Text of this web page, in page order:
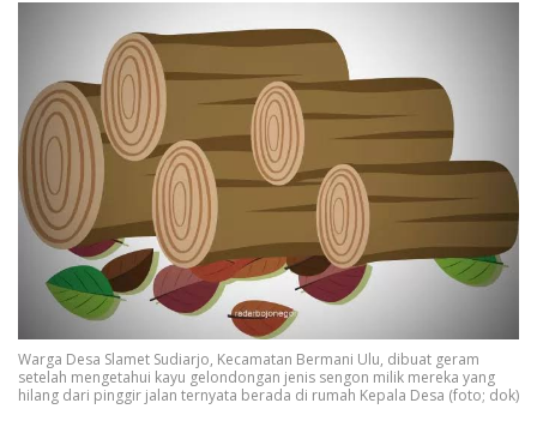
Warga Desa Slamet Sudiarjo, Kecamatan Bermani Ulu, dibuat geram
setelah mengetahui kayu gelondongan jenis sengon milik mereka yang
hilang dari pinggir jalan ternyata berada di rumah Kepala Desa (foto; dok)